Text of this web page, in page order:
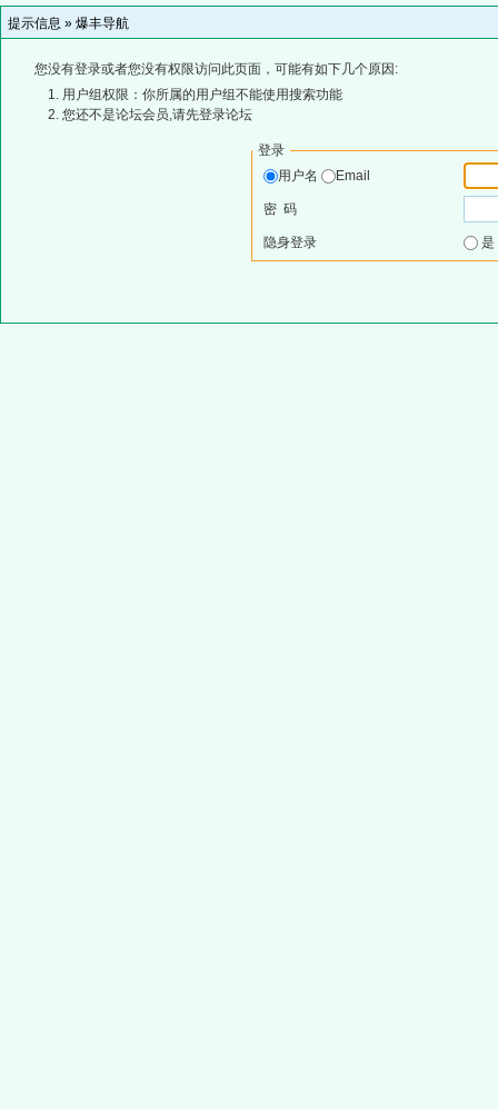
提示信息 » 爆丰导航
您没有登录或者您没有权限访问此页面，可能有如下几个原因:
用户组权限：你所属的用户组不能使用搜索功能
您还不是论坛会员,请先登录论坛
登录
用户名
Email
密 码
隐身登录